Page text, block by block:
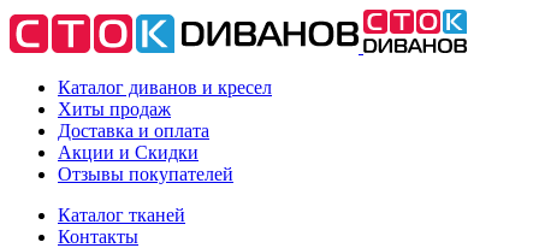
Каталог диванов и кресел
Хиты продаж
Доставка и оплата
Акции и Скидки
Отзывы покупателей
Каталог тканей
Контакты